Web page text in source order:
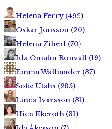
Helena Ferry (499)
Oskar Jonsson (20)
Helena Ziherl (70)
Ida Ömalm Ronvall (19)
Emma Walliander (37)
Sofie Utahs (285)
Linda Ivarsson (31)
Hien Ekeroth (31)